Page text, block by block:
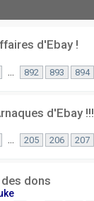
d'Ebay !
892 893 894
d'Ebay !!!
205 206 207
dons